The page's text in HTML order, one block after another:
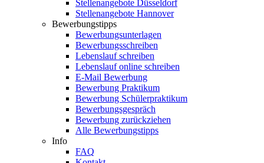
Stellenangebote Düsseldorf
Stellenangebote Hannover
Bewerbungstipps
Bewerbungsunterlagen
Bewerbungsschreiben
Lebenslauf schreiben
Lebenslauf online schreiben
E-Mail Bewerbung
Bewerbung Praktikum
Bewerbung Schülerpraktikum
Bewerbungsgespräch
Bewerbung zurückziehen
Alle Bewerbungstipps
Info
FAQ